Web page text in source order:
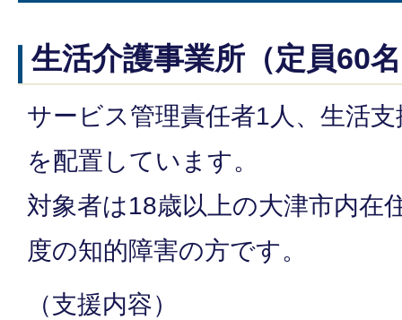
生活介護事業所（定員60
サービス管理責任者1人、生活
を配置しています。
対象者は18歳以上の大津市内在
度の知的障害の方です。
（支援内容）